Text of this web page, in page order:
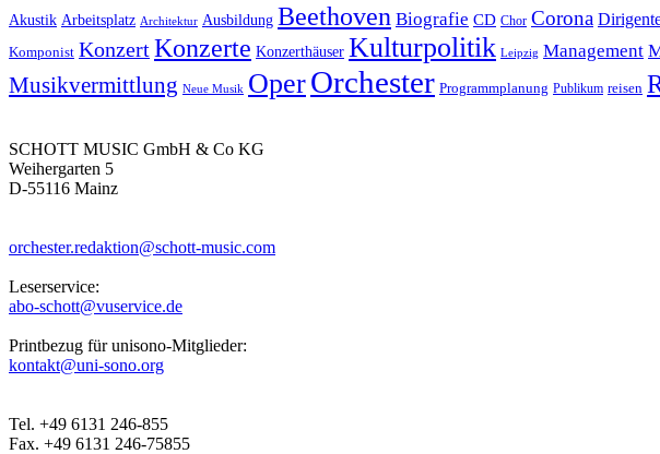
Akustik Arbeitsplatz Architektur Ausbildung Beethoven Biografie CD Chor Corona
Komponist KonzertKonzerte Konzerthäuser Kulturpolitik Leipzig Management
Musikvermittlung Neue Musik OperOrchester Programmplanung Publikum reisen
SCHOTT MUSIC GmbH & Co KG
Weihergarten 5
D-55116 Mainz
orchester.redaktion@schott-music.com
Leserservice:
abo-schott@vuservice.de
Printbezug für unisono-Mitglieder:
kontakt@uni-sono.org
Tel. +49 6131 246-855
Fax. +49 6131 246-75855